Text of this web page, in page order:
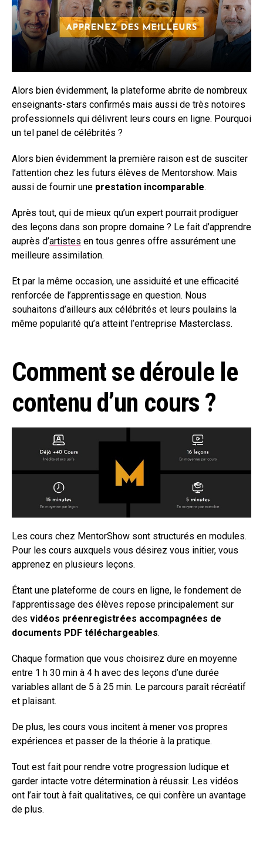
Alors bien évidemment, la plateforme abrite de nombreux
enseignants-stars confirmés mais aussi de très notoires
professionnels qui délivrent leurs cours en ligne. Pourquoi
un tel panel de célébrités ?
Alors bien évidemment la première raison est de susciter
l’attention chez les futurs élèves de Mentorshow. Mais
aussi de fournir une prestation incomparable.
Après tout, qui de mieux qu’un expert pourrait prodiguer
des leçons dans son propre domaine ? Le fait d’apprendre
auprès d’artistes en tous genres offre assurément une
meilleure assimilation.
Et par la même occasion, une assiduité et une efficacité
renforcée de l’apprentissage en question. Nous
souhaitons d’ailleurs aux célébrités et leurs poulains la
même popularité qu’a atteint l’entreprise Masterclass.
Comment se déroule le
contenu d’un cours ?
Les cours chez MentorShow sont structurés en modules.
Pour les cours auxquels vous désirez vous initier, vous
apprenez en plusieurs leçons.
Étant une plateforme de cours en ligne, le fondement de
l’apprentissage des élèves repose principalement sur
des vidéos préenregistrées accompagnées de
documents PDF téléchargeables.
Chaque formation que vous choisirez dure en moyenne
entre 1 h 30 min à 4 h avec des leçons d’une durée
variables allant de 5 à 25 min. Le parcours paraît récréatif
et plaisant.
De plus, les cours vous incitent à mener vos propres
expériences et passer de la théorie à la pratique.
Tout est fait pour rendre votre progression ludique et
garder intacte votre détermination à réussir. Les vidéos
ont l’air tout à fait qualitatives, ce qui confère un avantage
de plus.